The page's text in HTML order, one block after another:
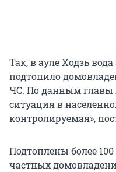
Так, в ауле Ходзь
подтопило
ЧС. По данным главы
ситуация в
контролируемая»,
Подтоплены более
частных